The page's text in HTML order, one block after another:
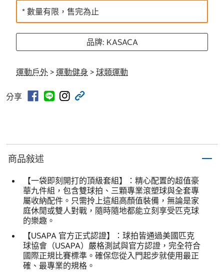
* 數量有限，售完為止
品牌: KASACA
運動戶外 > 運動健身 > 球類運動
分享
商品敍述
【一袋即刻開打的頂級套組】：精心配置的超值豪
華九件組，包含雙球拍、三顆專業滾塑球與全套專
屬收納配件。只需拎上這組高顏值裝備，無論是家
庭休閒或雙人對戰，隨時隨地都能立刻享受匹克球
的樂趣。
【USAPA 官方正式認證】：球拍皆通過美國匹克
球協會（USAPA）嚴格測試與官方認證，完全符合
國際正規比賽標準。確保您從入門起步就使用最正
確、最專業的規格。